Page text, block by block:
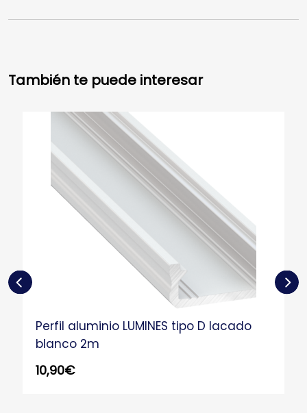
También te puede interesar
Perfil aluminio LUMINES tipo D lacado
blanco 2m
10,90€